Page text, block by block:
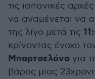
τις ισπανικές
να αναμένεται να
της λίγο μετά τις
κρίνοντας ένοχο
Μπαρτσελόνα για
βάρος μιας